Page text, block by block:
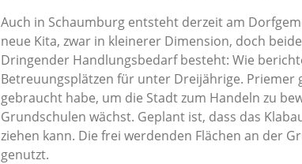
Auch in Schaumburg entsteht derzeit am
neue Kita, zwar in kleinerer Dimension, doch
Dringender Handlungsbedarf besteht: Wie
Betreuungsplätzen für unter Dreijährige. Priemer
gebraucht habe, um die Stadt zum Handeln zu
Grundschulen wächst. Geplant ist, dass das
ziehen kann. Die frei werdenden Flächen an der
genutzt.